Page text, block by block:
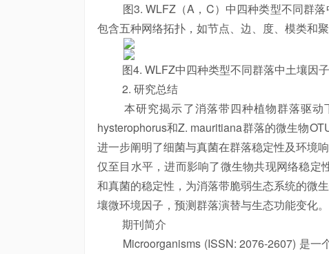
图3. WLFZ（A，C）中四种类型不同群落
包含五种网络拓扑，如节点、边、度、模类和聚
图4. WLFZ中四种类型不同群落中土壤因子
2. 研究总结
本研究揭示了消落带四种植物群落驱动
hysterophorus和Z. mauritiana群落的微生物
进一步阐明了细菌与真菌在群落稳定性及环境
仅至目水平，进而影响了微生物共现网络稳
和真菌的稳定性，为消落带脆弱生态系统的微
壤微环境因子，预测群落演替与生态功能变化。
期刊简介
Microorganisms (ISSN: 2076-2607) 是一